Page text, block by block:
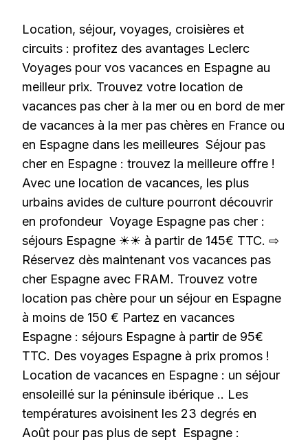
Location, séjour, voyages, croisières et
circuits : profitez des avantages Leclerc
Voyages pour vos vacances en Espagne au
meilleur prix. Trouvez votre location de
vacances pas cher à la mer ou en bord de mer
de vacances à la mer pas chères en France ou
en Espagne dans les meilleures Séjour pas
cher en Espagne : trouvez la meilleure offre !
Avec une location de vacances, les plus
urbains avides de culture pourront découvrir
en profondeur Voyage Espagne pas cher :
séjours Espagne ☀☀ à partir de 145€ TTC. ⇨
Réservez dès maintenant vos vacances pas
cher Espagne avec FRAM. Trouvez votre
location pas chère pour un séjour en Espagne
à moins de 150 € Partez en vacances
Espagne : séjours Espagne à partir de 95€
TTC. Des voyages Espagne à prix promos !
Location de vacances en Espagne : un séjour
ensoleillé sur la péninsule ibérique .. Les
températures avoisinent les 23 degrés en
Août pour pas plus de sept Espagne :